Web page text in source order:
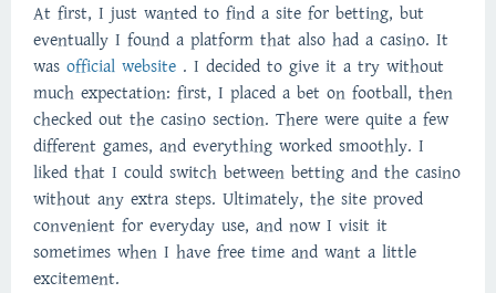
At first, I just wanted to find a site for betting, but
eventually I found a platform that also had a casino. It
was official website . I decided to give it a try without
much expectation: first, I placed a bet on football, then
checked out the casino section. There were quite a few
different games, and everything worked smoothly. I
liked that I could switch between betting and the casino
without any extra steps. Ultimately, the site proved
convenient for everyday use, and now I visit it
sometimes when I have free time and want a little
excitement.